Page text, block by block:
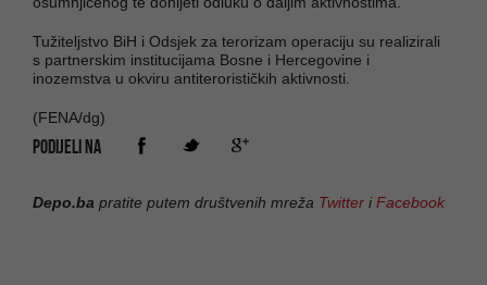
Tužiteljstvo BiH i Odsjek za terorizam operaciju su realizirali
s partnerskim institucijama Bosne i Hercegovine i
inozemstva u okviru antiterorističkih aktivnosti.
(FENA/dg)
PODIJELI NA
Depo.ba pratite putem društvenih mreža Twitter iFacebook